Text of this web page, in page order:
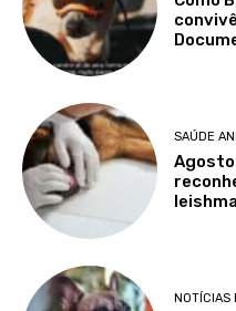
SAÚDE
Agosto
NOTÍCIAS